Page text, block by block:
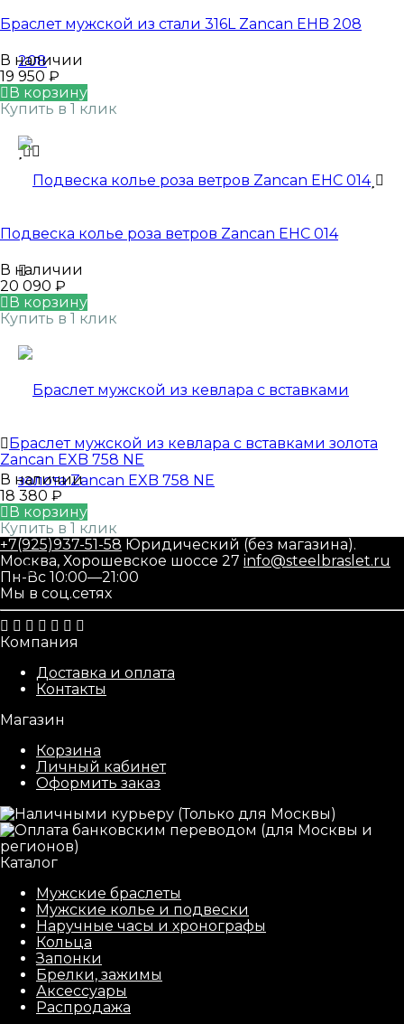
Браслет мужской из стали 316L Zancan EHB 208
В наличии
19 950 ₽
В корзину
Купить в 1 клик
Подвеска колье роза ветров Zancan EHC 014
В наличии
20 090 ₽
В корзину
Купить в 1 клик
Браслет мужской из кевлара с вставками золота
Zancan EXB 758 NE
В наличии
18 380 ₽
В корзину
Купить в 1 клик
+7(925)937-51-58 Юридический (без магазина).
Москва, Хорошевское шоссе 27 info@steelbraslet.ru
Пн-Вс 10:00—21:00
Мы в соц.сетях
Компания
Доставка и оплата
Контакты
Магазин
Корзина
Личный кабинет
Оформить заказ
Каталог
Мужские браслеты
Мужские колье и подвески
Наручные часы и хронографы
Кольца
Запонки
Брелки, зажимы
Аксессуары
Распродажа